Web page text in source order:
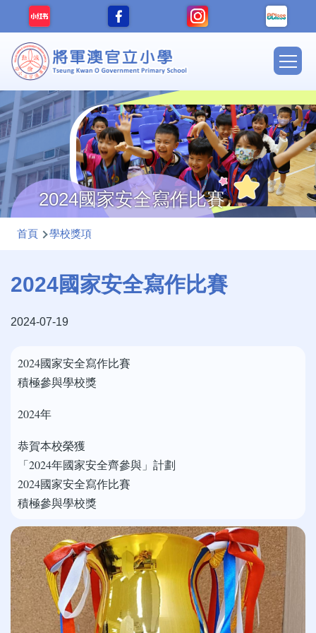
移至主內容
Main
2024國家安全寫作比賽
導
連
首頁 學校獎項
2024國家安全寫作比賽
2024-07-19
2024國家安全寫作比賽
積極參與學校獎
2024年
恭賀本校榮獲
「2024年國家安全齊參與」計劃
2024國家安全寫作比賽
積極參與學校獎